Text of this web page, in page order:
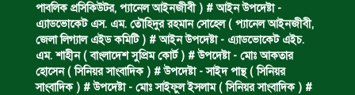
অবৈধ ঘের নির্মাণে আটক।
পাবলিক প্রসিকিউটর, প‍্যানেল আইনজীবী ) # আইন উপদেষ্টা -
এ্যাডভোকেট এস. এম. তৌহিদুর রহমান সোহেল ( প‍্যানেল আইনজীবী,
জেলা লিগ্যাল এইড কমিটি ) # আইন উপদেষ্টা - এ্যাডভোকেট এইচ.
এম. শাহীন ( বাংলাদেশ সুপ্রিম কোর্ট ) # উপদেষ্টা - মোঃ আকতার
হোসেন ( সিনিয়র সাংবাদিক ) # উপদেষ্টা - সাইদ পান্থ ( সিনিয়র
সাংবাদিক ) # উপদেষ্টা - মোঃ সাইফুল ইসলাম ( সিনিয়র সাংবাদিক ) #